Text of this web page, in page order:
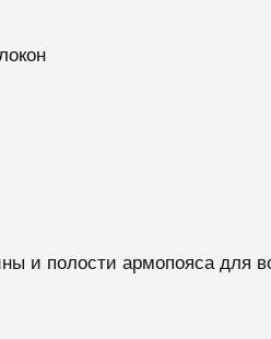
и полости армопояса для